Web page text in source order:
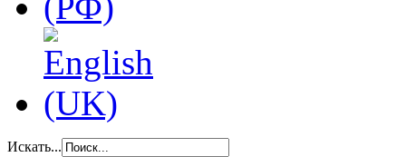
Искать...